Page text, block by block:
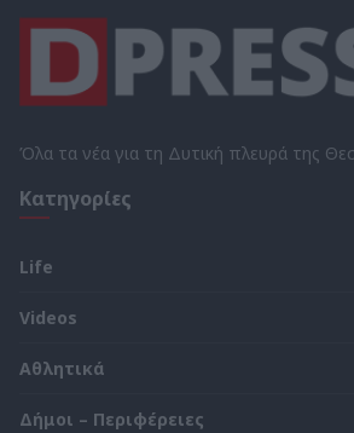
Όλα τα νέα για τη Δυτική πλευρά της
Κατηγορίες
Life
Videos
Αθλητικά
Δήμοι – Περιφέρειες